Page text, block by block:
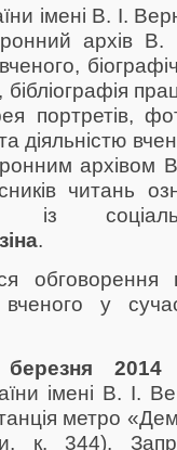
імені В. І.
архів В.
портретів,
діяльністю
архівом
читань
.
у
імені В. І.
метро
к. 344).